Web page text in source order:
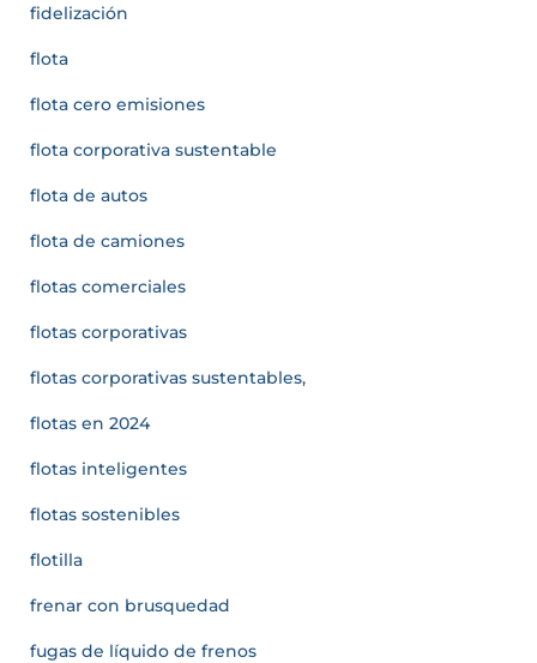
fidelización
flota
flota cero emisiones
flota corporativa sustentable
flota de autos
flota de camiones
flotas comerciales
flotas corporativas
flotas corporativas sustentables,
flotas en 2024
flotas inteligentes
flotas sostenibles
flotilla
frenar con brusquedad
fugas de líquido de frenos